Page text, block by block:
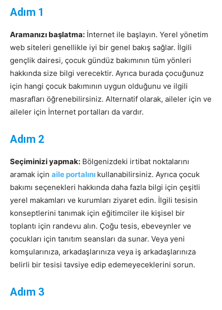
Adım 1
Aramanızı başlatma: İnternet ile başlayın. Yerel yönetim
web siteleri genellikle iyi bir genel bakış sağlar. İlgili
gençlik dairesi, çocuk gündüz bakımının tüm yönleri
hakkında size bilgi verecektir. Ayrıca burada çocuğunuz
için hangi çocuk bakımının uygun olduğunu ve ilgili
masrafları öğrenebilirsiniz. Alternatif olarak, aileler için ve
aileler için İnternet portalları da vardır.
Adım 2
Seçiminizi yapmak: Bölgenizdeki irtibat noktalarını
aramak için aile portalını kullanabilirsiniz. Ayrıca çocuk
bakımı seçenekleri hakkında daha fazla bilgi için çeşitli
yerel makamları ve kurumları ziyaret edin. İlgili tesisin
konseptlerini tanımak için eğitimciler ile kişisel bir
toplantı için randevu alın. Çoğu tesis, ebeveynler ve
çocukları için tanıtım seansları da sunar. Veya yeni
komşularınıza, arkadaşlarınıza veya iş arkadaşlarınıza
belirli bir tesisi tavsiye edip edemeyeceklerini sorun.
Adım 3